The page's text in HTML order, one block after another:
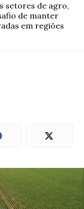
setores de agro,
de manter
em regiões